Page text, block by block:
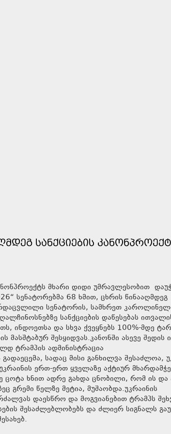
ᲡᲐᲜᲥᲪᲘᲔᲑᲘᲡ
მხარი დიდი უმრავლესობით
სენატორებმა 68 ხმით, ცხრის წინააღმდეგ
სენატორის, სამხრეთ
სანქციების დაწესებას
ინდოეთსა და სხვა ქვეყნებს 100%-მდე
მასშტაბურ შესყიდვას.კანონში ასევე შედის
ტრამპის ადმინისტრაცია
სადაც მისი განხილვა შესაძლოა,
ერთ-ერთ ყველაზე აქტიურ
ხნით ადრე გახდა ცნობილი, რომ ის და
გრემი წელზე მეტია, მუშაობდა.უკრაინის
დაესწრო და მოგვიანებით ტრამპს
შესაძლებლობებს და ძლიერ სიგნალს